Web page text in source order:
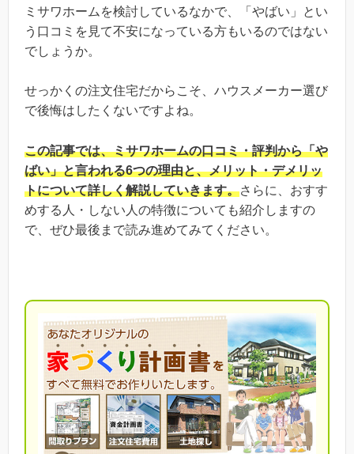
ミサワホームを検討しているなかで、「やばい」とい
う口コミを見て不安になっている方もいるのではない
でしょうか。
せっかくの注文住宅だからこそ、ハウスメーカー選び
で後悔はしたくないですよね。
この記事では、ミサワホームの口コミ・評判から「や
ばい」と言われる6つの理由と、メリット・デメリッ
トについて詳しく解説していきます。さらに、おすす
めする人・しない人の特徴についても紹介しますの
で、ぜひ最後まで読み進めてみてください。